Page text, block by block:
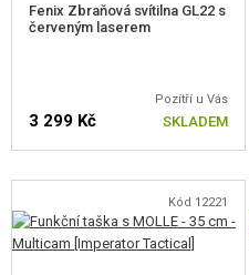
Fenix Zbraňová svítilna GL22 s
červeným laserem
Pozítří u Vás
3 299 Kč SKLADEM
Kód 12221